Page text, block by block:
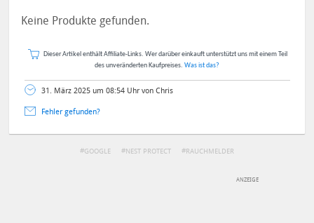
Keine Produkte gefunden.
Dieser Artikel enthält Affiliate-Links. Wer darüber einkauft unterstützt uns mit einem Teil
des unveränderten Kaufpreises. Was ist das?
31. März 2025 um 08:54 Uhr von Chris
Fehler gefunden?
GOOGLE NEST PROTECT RAUCHMELDER